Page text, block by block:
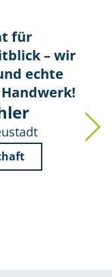
für
– wir
echte